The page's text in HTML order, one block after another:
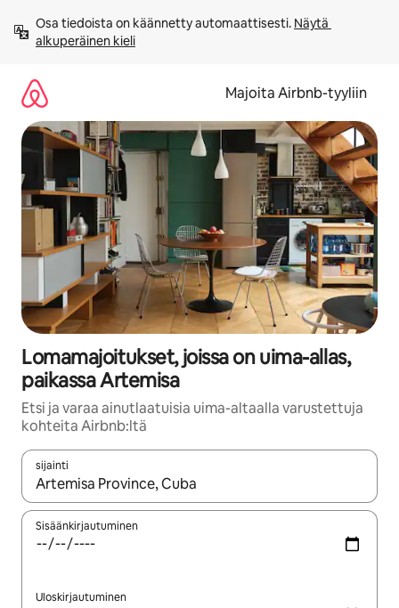
sisältö
väliin
Osa tiedoista on käännetty automaattisesti. Näytä
alkuperäinen kieli
Majoita Airbnb-tyyliin
Lomamajoitukset, joissa on uima-allas,
paikassa Artemisa
Etsi ja varaa ainutlaatuisia uima-altaalla varustettuja
kohteita Airbnb:ltä
sijainti
Kun tulokset ovat saatavilla, navigoi ylös- ja alas-
Sisäänkirjautuminen
Uloskirjautuminen